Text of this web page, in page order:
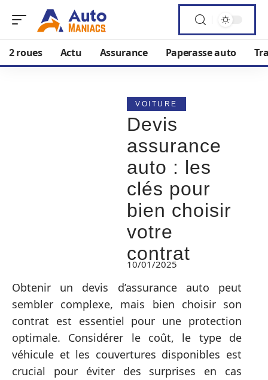
2 roues Actu Assurance Paperasse auto
VOITURE
Devis
assurance
auto : les
clés pour
bien choisir
votre
contrat
10/01/2025
Obtenir un devis d’assurance auto peut
sembler complexe, mais bien choisir son
contrat est essentiel pour une protection
optimale. Considérer le coût, le type de
véhicule et les couvertures disponibles est
crucial pour éviter des surprises en cas